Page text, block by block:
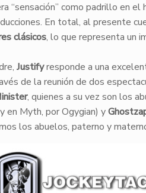
“sensación” como padrillo en el
En total, al presente
clásicos, lo que representa un
Justifyresponde a una
de la reunión de dos
, quienes a su vez son los
en Myth, por Ogygian) y
los abuelos, paterno y